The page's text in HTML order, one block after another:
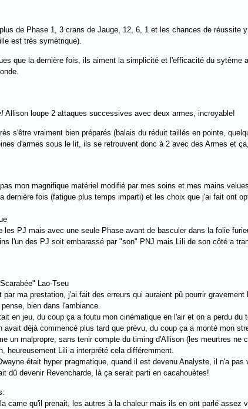
de Phase 1, 3 crans de Jauge, 12, 6, 1 et les chances de réussite
est très symétrique).
que la dernière fois, ils aiment la simplicité et l'efficacité du sytème
Allison loupe 2 attaques successives avec deux armes, incroyable!
s'être vraiment bien préparés (balais du réduit taillés en pointe,
d'armes sous le lit, ils se retrouvent donc à 2 avec des Armes et
mon magnifique matériel modifié par mes soins et mes mains
dernière fois (fatigue plus temps imparti) et les choix que j'ai fait ont
les PJ mais avec une seule Phase avant de basculer dans la folie
l'un des PJ soit embarassé par "son" PNJ mais Lili de son côté a
Lao-Tseu
ma prestation, j'ai fait des erreurs qui auraient pû pourrir
bien dans l'ambiance.
en jeu, du coup ça a foutu mon cinématique en l'air et on a perdu
avait déjà commencé plus tard que prévu, du coup ça a monté mon
un malpropre, sans tenir compte du timing d'Allison (les meurtres
heureusement Lili a interprété cela différemment.
était hyper pragmatique, quand il est devenu Analyste, il n'a
dû devenir Revencharde, là ça serait parti en cacahouètes!
came qu'il prenait, les autres à la chaleur mais ils en ont parlé